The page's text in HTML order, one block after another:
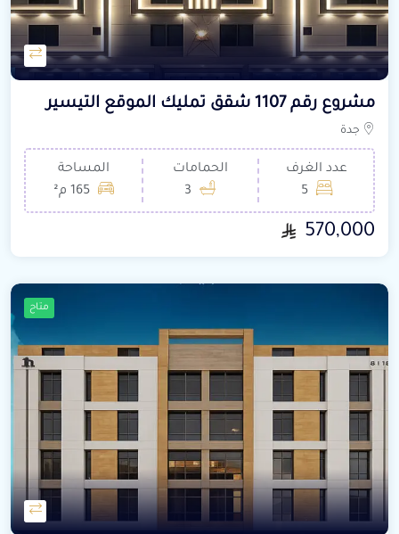
مشروع رقم 1107 شقق تمليك الموقع التيسير
جدة
عدد الغرف
5
الحمامات
3
المساحة
165 م²
570,000
متاح